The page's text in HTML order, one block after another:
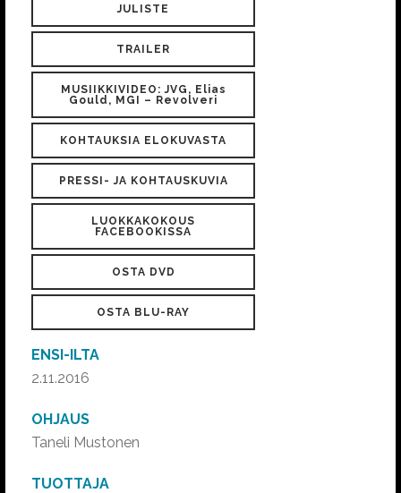
JULISTE
TRAILER
MUSIIKKIVIDEO: JVG, Elias
Gould, MGI – Revolveri
KOHTAUKSIA ELOKUVASTA
PRESSI- JA KOHTAUSKUVIA
LUOKKAKOKOUS
FACEBOOKISSA
OSTA DVD
OSTA BLU-RAY
ENSI-ILTA
2.11.2016
OHJAUS
Taneli Mustonen
TUOTTAJA